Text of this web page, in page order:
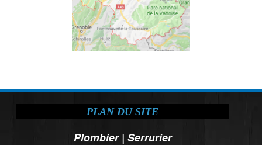
PLAN DU SITE
Plombier| Serrurier